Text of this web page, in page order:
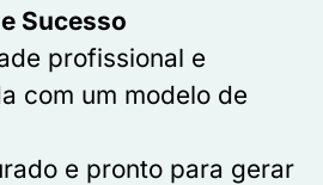
Sucesso
profissional e
com um modelo de
e pronto para gerar